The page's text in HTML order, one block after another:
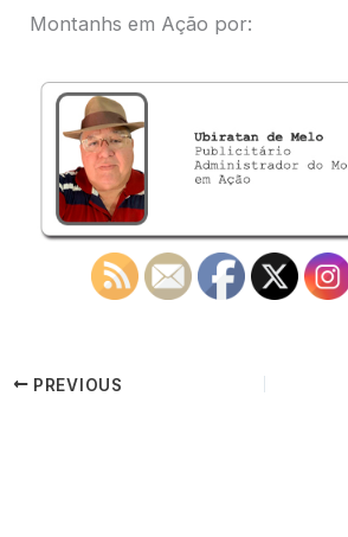
Montanhs em Ação por:
PREVIOUS